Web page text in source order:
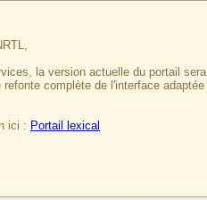
la version actuelle du portail
refonte complète de l'interface
ici : Portail lexical